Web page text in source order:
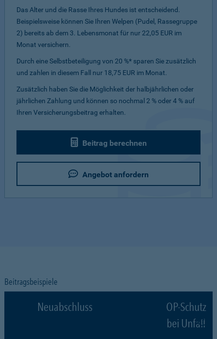
Das Alter und die Rasse Ihres Hundes ist entscheidend.
Beispielsweise können Sie Ihren Welpen (Pudel, Rassegruppe
2) bereits ab dem 3. Lebensmonat für nur 22,05 EUR im
Monat versichern.
Durch eine Selbstbeteiligung von 20 %* sparen Sie zusätzlich
und zahlen in diesem Fall nur 18,75 EUR im Monat.
Zusätzlich haben Sie die Möglichkeit der halbjährlichen oder
jährlichen Zahlung und können so nochmal 2 % oder 4 % auf
Ihren Versicherungsbeitrag erhalten.
Beitrag berechnen
Angebot anfordern
Beitragsbeispiele
Neuabschluss
OP-Schutz
bei Unfall